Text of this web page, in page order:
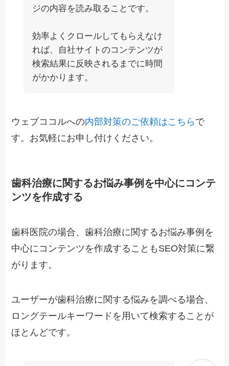
ジの内容を読み取ることです。
効率よくクロールしてもらえなけ
れば、自社サイトのコンテンツが
検索結果に反映されるまでに時間
がかかります。
ウェブココルへの内部対策のご依頼はこちら で
す。お気軽にお申し付けください。
歯科治療に関するお悩み事例を中心にコンテ
ンツを作成する
歯科医院の場合、歯科治療に関するお悩み事例を
中心にコンテンツを作成することもSEO対策に繋
がります。
ユーザーが歯科治療に関する悩みを調べる場合、
ロングテールキーワードを用いて検索することが
ほとんどです。